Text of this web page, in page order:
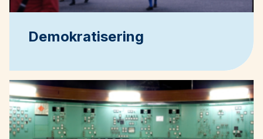
Demokratisering